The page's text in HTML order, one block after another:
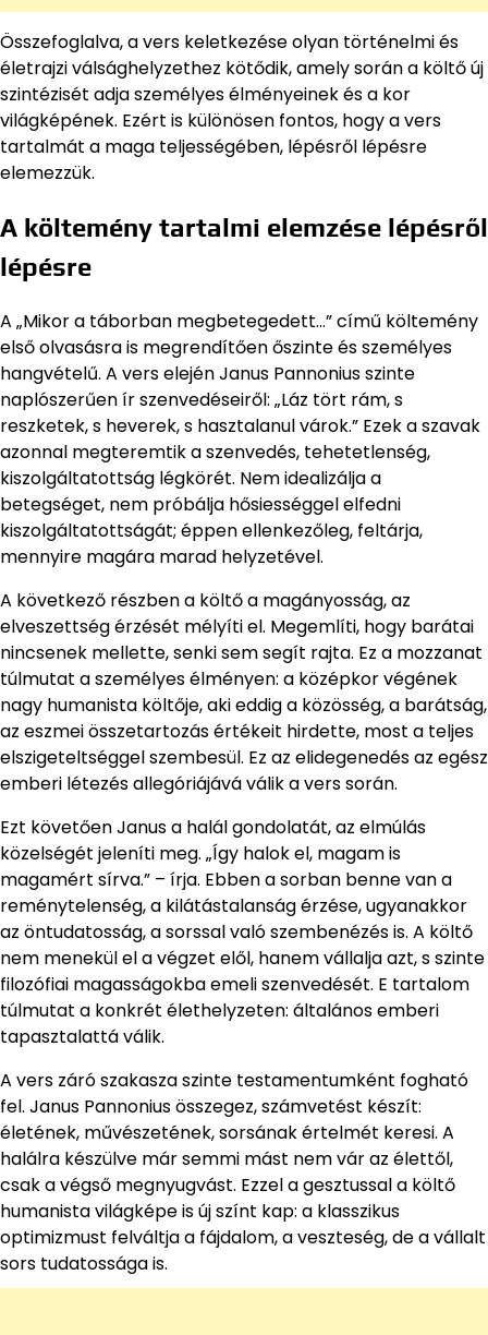
Összefoglalva, a vers keletkezése olyan történelmi és
életrajzi válsághelyzethez kötődik, amely során a költő új
szintézisét adja személyes élményeinek és a kor
világképének. Ezért is különösen fontos, hogy a vers
tartalmát a maga teljességében, lépésről lépésre
elemezzük.
A költemény tartalmi elemzése lépésről
lépésre
A „Mikor a táborban megbetegedett…” című költemény
első olvasásra is megrendítően őszinte és személyes
hangvételű. A vers elején Janus Pannonius szinte
naplószerűen ír szenvedéseiről: „Láz tört rám, s
reszketek, s heverek, s hasztalanul várok.” Ezek a szavak
azonnal megteremtik a szenvedés, tehetetlenség,
kiszolgáltatottság légkörét. Nem idealizálja a
betegséget, nem próbálja hősiességgel elfedni
kiszolgáltatottságát; éppen ellenkezőleg, feltárja,
mennyire magára marad helyzetével.
A következő részben a költő a magányosság, az
elveszettség érzését mélyíti el. Megemlíti, hogy barátai
nincsenek mellette, senki sem segít rajta. Ez a mozzanat
túlmutat a személyes élményen: a középkor végének
nagy humanista költője, aki eddig a közösség, a barátság,
az eszmei összetartozás értékeit hirdette, most a teljes
elszigeteltséggel szembesül. Ez az elidegenedés az egész
emberi létezés allegóriájává válik a vers során.
Ezt követően Janus a halál gondolatát, az elmúlás
közelségét jeleníti meg. „Így halok el, magam is
magamért sírva.” – írja. Ebben a sorban benne van a
reménytelenség, a kilátástalanság érzése, ugyanakkor
az öntudatosság, a sorssal való szembenézés is. A költő
nem menekül el a végzet elől, hanem vállalja azt, s szinte
filozófiai magasságokba emeli szenvedését. E tartalom
túlmutat a konkrét élethelyzeten: általános emberi
tapasztalattá válik.
A vers záró szakasza szinte testamentumként fogható
fel. Janus Pannonius összegez, számvetést készít:
életének, művészetének, sorsának értelmét keresi. A
halálra készülve már semmi mást nem vár az élettől,
csak a végső megnyugvást. Ezzel a gesztussal a költő
humanista világképe is új színt kap: a klasszikus
optimizmust felváltja a fájdalom, a veszteség, de a vállalt
sors tudatossága is.